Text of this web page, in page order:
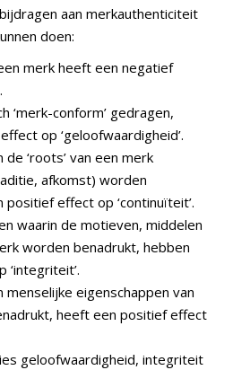
aan merkauthenticiteit
doen:
merk heeft een negatief
‘merk-conform’ gedragen,
op ‘geloofwaardigheid’.
‘roots’ van een merk
afkomst) worden
effect op ‘continuïteit’.
waarin de motieven, middelen
worden benadrukt, hebben
menselijke eigenschappen van
heeft een positief effect
geloofwaardigheid, integriteit